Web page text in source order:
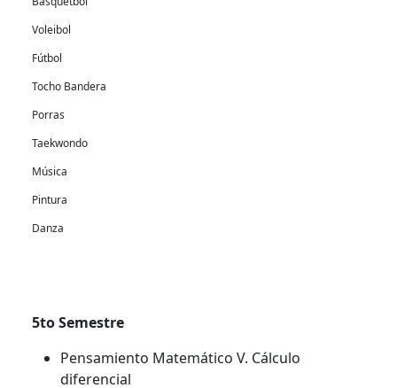
Voleibol
Fútbol
Tocho Bandera
Porras
Taekwondo
Música
Pintura
Danza
5to Semestre
Pensamiento Matemático V. Cálculo
diferencial